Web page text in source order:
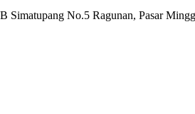
Simatupang No.5 Ragunan, Pasar